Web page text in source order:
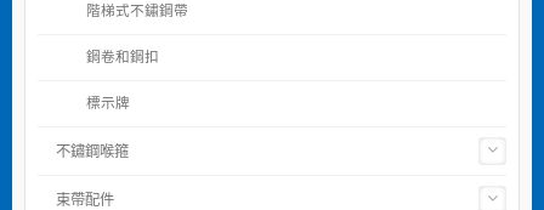
階梯式不鏽鋼帶
鋼卷和鋼扣
標示牌
不鏽鋼喉箍
束帶配件